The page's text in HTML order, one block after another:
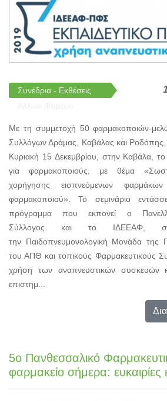
Συνέδρια - Εκθέσεις
Με τη συμμετοχή 50 φαρμακοποιών-
Συλλόγων Δράμας, Καβάλας και
Κυριακή 15 Δεκεμβρίου, στην Καβάλα, το
για φαρμακοποιούς, με θέμα
χορήγησης εισπνεόμενων
φαρμακοποιού». Το σεμινάριο
πρόγραμμα που εκπονεί ο
Σύλλογος και το ΙΔΕΕΑΦ,
την Παιδοπνευμονολογική Μονάδα της Γ’
του ΑΠΘ και τοπικούς Φαρμακευτικούς
χρήση των αναπνευστικών συσκευών
επιστημ...
5ο Πανθεσσαλικό
φαρμακείο σήμερα: ευκαιρίες